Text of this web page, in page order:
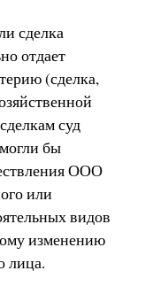
сделка
отдает
(сделка,
суд
бы
ООО
или
видов
изменению
лица.